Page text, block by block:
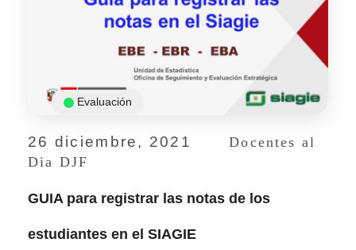
26 diciembre, 2021
Docentes al
Dia DJF
Evaluación
GUIA para registrar las notas de los
estudiantes en el SIAGIE